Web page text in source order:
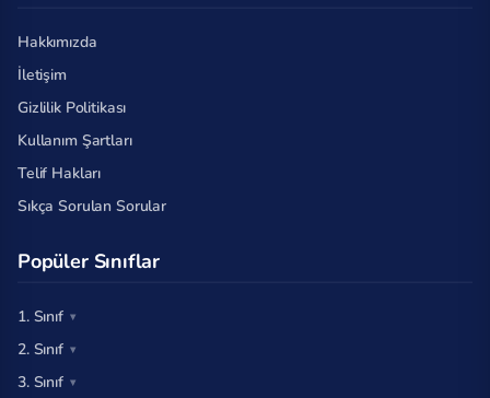
Hakkımızda
İletişim
Gizlilik Politikası
Kullanım Şartları
Telif Hakları
Sıkça Sorulan Sorular
Popüler Sınıflar
1. Sınıf
2. Sınıf
3. Sınıf